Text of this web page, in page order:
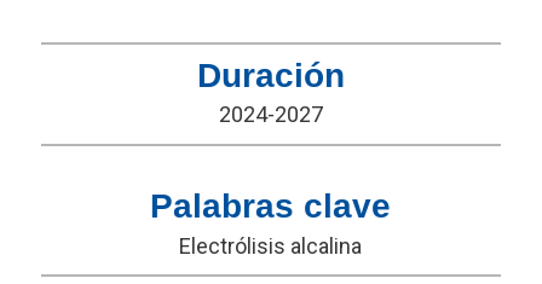
Duración
2024-2027
Palabras clave
Electrólisis alcalina